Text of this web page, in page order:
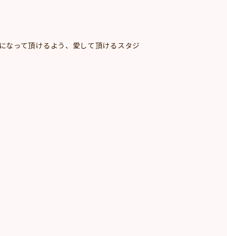
って頂けるよう、愛して頂けるスタジ